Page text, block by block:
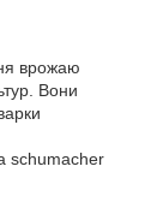
врожаю
Вони
schumacher